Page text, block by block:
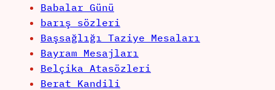
Babalar Günü
barış sözleri
Başsağlığı Taziye Mesaları
Bayram Mesajları
Belçika Atasözleri
Berat Kandili